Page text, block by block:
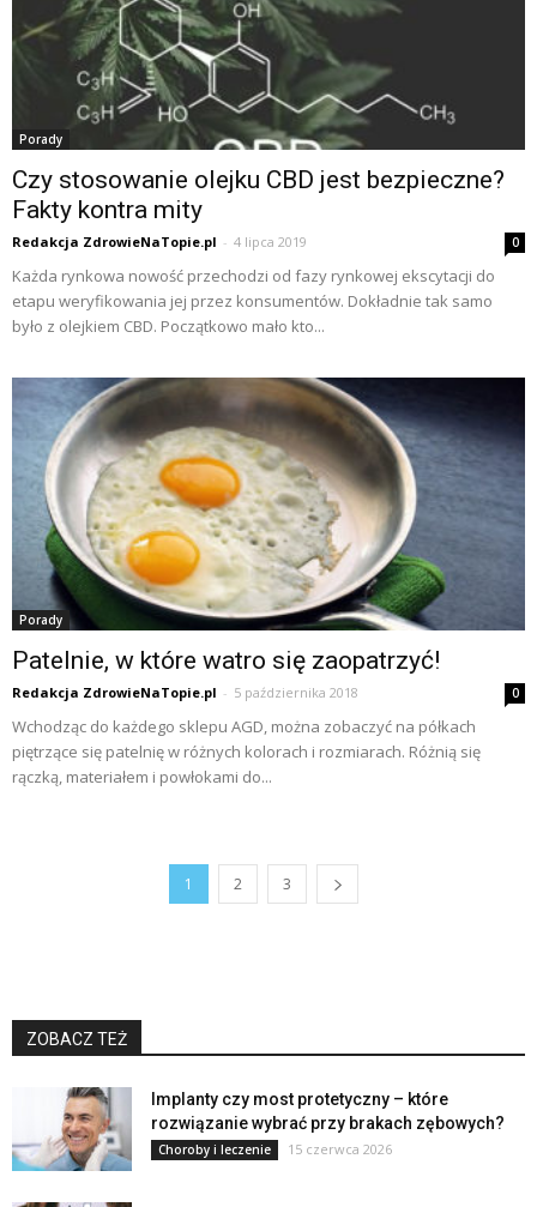
Porady
Czy stosowanie olejku CBD jest bezpieczne?
Fakty kontra mity
Redakcja ZdrowieNaTopie.pl - 4 lipca 2019 0
Każda rynkowa nowość przechodzi od fazy rynkowej ekscytacji do
etapu weryfikowania jej przez konsumentów. Dokładnie tak samo
było z olejkiem CBD. Początkowo mało kto...
Porady
Patelnie, w które watro się zaopatrzyć!
Redakcja ZdrowieNaTopie.pl - 5 października 2018 0
Wchodząc do każdego sklepu AGD, można zobaczyć na półkach
piętrzące się patelnię w różnych kolorach i rozmiarach. Różnią się
rączką, materiałem i powłokami do...
1 2 3
ZOBACZ TEŻ
Implanty czy most protetyczny – które
rozwiązanie wybrać przy brakach zębowych?
Choroby i leczenie 15 czerwca 2026